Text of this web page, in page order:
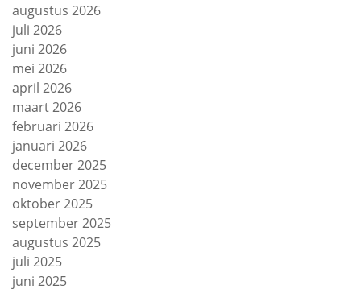
augustus 2026
juli 2026
juni 2026
mei 2026
april 2026
maart 2026
februari 2026
januari 2026
december 2025
november 2025
oktober 2025
september 2025
augustus 2025
juli 2025
juni 2025